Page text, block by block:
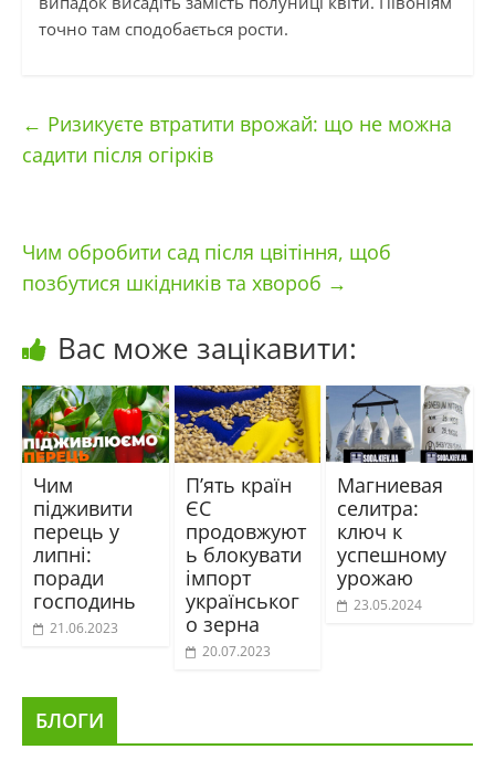
точно там сподобається рости.
← Ризикуєте втратити врожай: що не можна
садити після огірків
Чим обробити сад після цвітіння, щоб
позбутися шкідників та хвороб →
Вас може зацікавити:
Чим
підживити
перець у
липні:
поради
господинь
21.06.2023
П’ять країн
ЄС
продовжуют
ь блокувати
імпорт
українськог
о зерна
20.07.2023
Магниевая
селитра:
ключ к
успешному
урожаю
23.05.2024
БЛОГИ